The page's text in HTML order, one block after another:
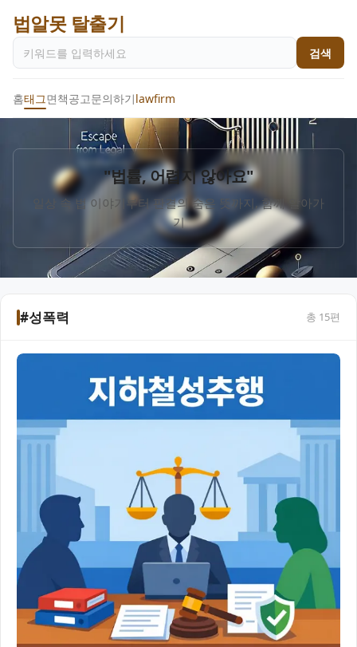
법알못 탈출기
검색
홈태그면책공고문의하기lawfirm
"법률, 어렵지 않아요"
일상 속 법 이야기부터 판결의 숨은 뜻까지, 함께 알아가
기
#성폭력 총 15편